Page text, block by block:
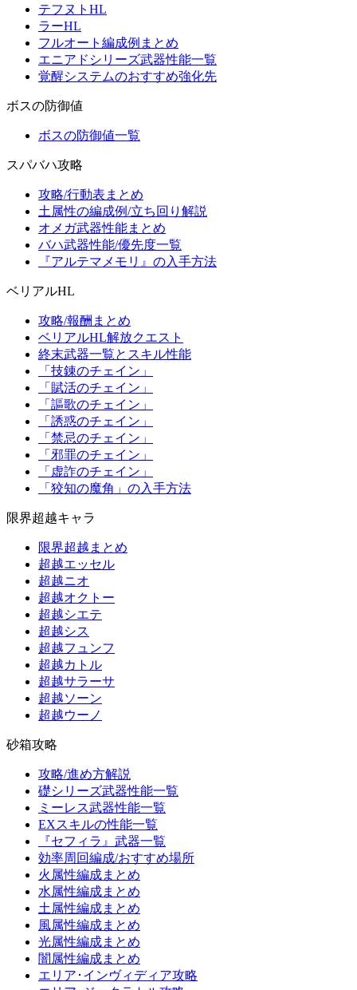
テフヌトHL
ラーHL
フルオート編成例まとめ
エニアドシリーズ武器性能一覧
覚醒システムのおすすめ強化先
ボスの防御値
ボスの防御値一覧
スパバハ攻略
攻略/行動表まとめ
土属性の編成例/立ち回り解説
オメガ武器性能まとめ
バハ武器性能/優先度一覧
『アルテマメモリ』の入手方法
ベリアルHL
攻略/報酬まとめ
ベリアルHL解放クエスト
終末武器一覧とスキル性能
「技錬のチェイン」
「賦活のチェイン」
「謳歌のチェイン」
「誘惑のチェイン」
「禁忌のチェイン」
「邪罪のチェイン」
「虚詐のチェイン」
「狡知の魔角」の入手方法
限界超越キャラ
限界超越まとめ
超越エッセル
超越ニオ
超越オクトー
超越シエテ
超越シス
超越フュンフ
超越カトル
超越サラーサ
超越ソーン
超越ウーノ
砂箱攻略
攻略/進め方解説
礎シリーズ武器性能一覧
ミーレス武器性能一覧
EXスキルの性能一覧
『セフィラ』武器一覧
効率周回編成/おすすめ場所
火属性編成まとめ
水属性編成まとめ
土属性編成まとめ
風属性編成まとめ
光属性編成まとめ
闇属性編成まとめ
エリア･インヴィディア攻略